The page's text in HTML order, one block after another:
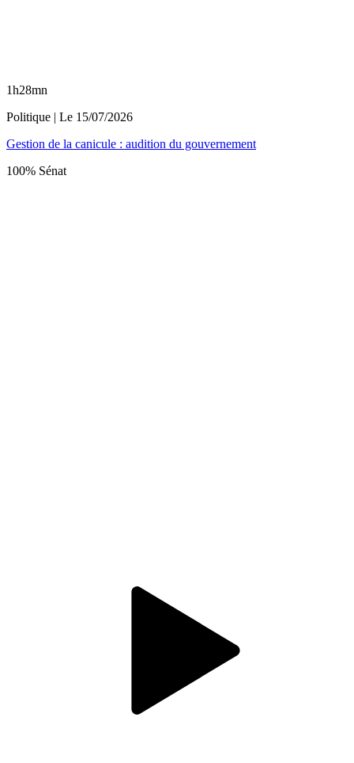
1h28mn
Politique | Le 15/07/2026
Gestion de la canicule : audition du gouvernement
100% Sénat